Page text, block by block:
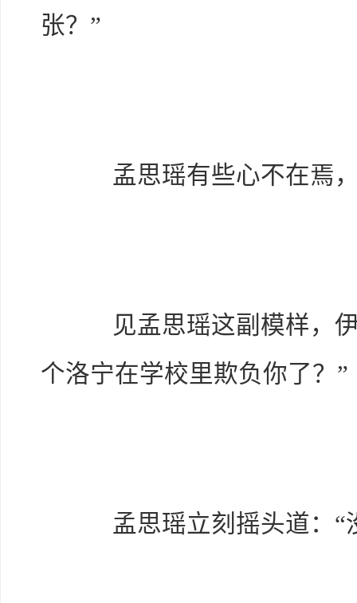
张？”
孟思瑶有些心不在焉，
见孟思瑶这副模样，伊
个洛宁在学校里欺负你了？”
孟思瑶立刻摇头道：“